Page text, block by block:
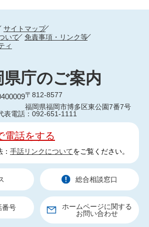
サイトマップ
いて
免責事項・リンク等
ィ
県庁のご案内
〒812-8577
福岡県福岡市博多区東公園7番7号
表電話：092-651-1111
電話をする
手話リンクについてをご覧ください。
総合相談窓口
番号
ホームページに関する
お問い合わせ